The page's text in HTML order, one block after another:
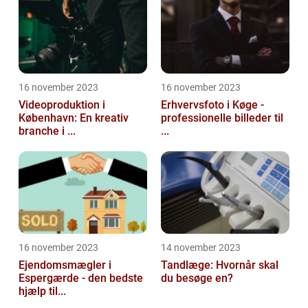
16 november 2023
Videoproduktion i
København: En kreativ
branche i ...
16 november 2023
Erhvervsfoto i Køge -
professionelle billeder til
...
16 november 2023
Ejendomsmægler i
Espergærde - den bedste
hjælp til...
14 november 2023
Tandlæge: Hvornår skal
du besøge en?